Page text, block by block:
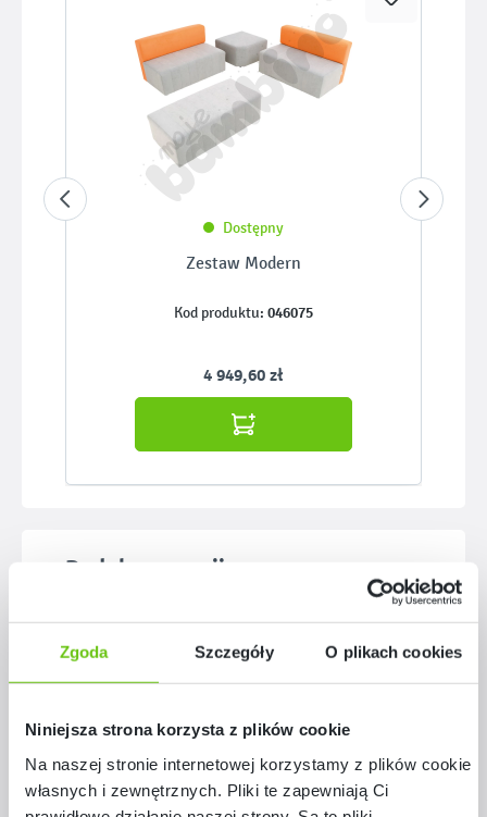
Zgoda Szczegóły O plikach cookies
Niniejsza strona korzysta z plików cookie
Na naszej stronie internetowej korzystamy z plików cookie:
własnych i zewnętrznych. Pliki te zapewniają Ci
Dostępny
Zestaw Modern
Kod produktu: 046075
4 949,60 zł
Pomiń galerię produktów
Podobne z serii